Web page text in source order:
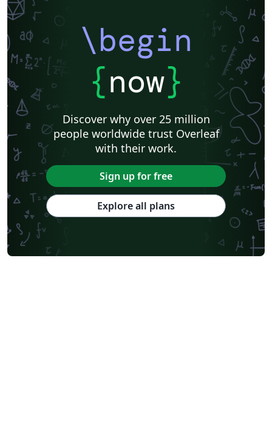
\begin
{now}
Discover why over 25 million
people worldwide trust Overleaf
with their work.
Sign up for free
Explore all plans